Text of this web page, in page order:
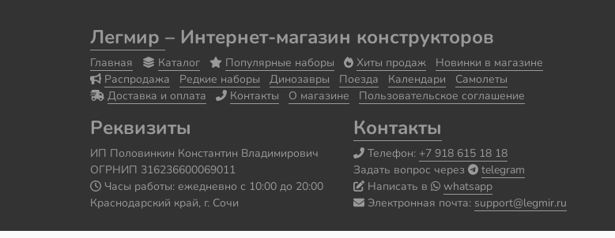
Легмир – Интернет-магазин конструкторов
Главная Каталог Популярные наборы Хиты продаж
Новинки в магазине
Распродажа
Редкие наборы Динозавры Поезда Календари
Самолеты
Доставка и оплата
Контакты О магазине Пользовательское соглашение
Реквизиты
ИП Половинкин Константин Владимирович
ОГРНИП 316236600069011
Часы работы: ежедневно с 10:00 до 20:00
Краснодарский край, г. Сочи
Контакты
Телефон: +7 918 615 18 18
Задать вопрос через
telegram
Написать в
whatsapp
Электронная почта: support@legmir.ru